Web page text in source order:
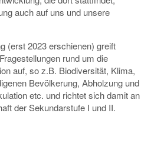
auch auf uns und unsere
(erst 2023 erschienen) greift
rund um die
auf, so z.B. Biodiversität, Klima,
Bevölkerung, Abholzung und
etc. und richtet sich damit an
der Sekundarstufe I und II.